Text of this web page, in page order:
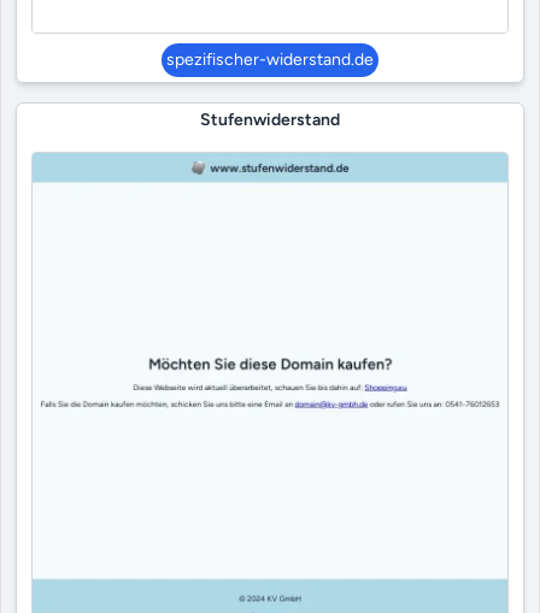
spezifischer-widerstand.de
Stufenwiderstand